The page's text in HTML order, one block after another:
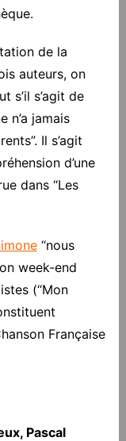
de la
auteurs, on
s’il s’agit de
n’a jamais
Il s’agit
d’une
dans “Les
“nous
week-end
(“Mon
Française
Pascal